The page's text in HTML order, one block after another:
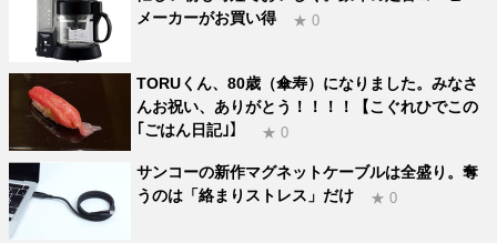
メーカーがお買い得
★ 0
TORUくん、80歳（傘寿）になりました。みなさ
んお祝い、ありがとう！！！！【こぐれひでこの
｢ごはん日記｣】
★ 0
サンコーの新作マグネットケーブルは全盛り。奪
うのは「絡まりストレス」だけ
★ 0